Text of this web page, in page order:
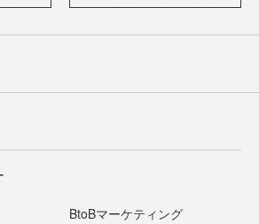
BtoBマーケティング